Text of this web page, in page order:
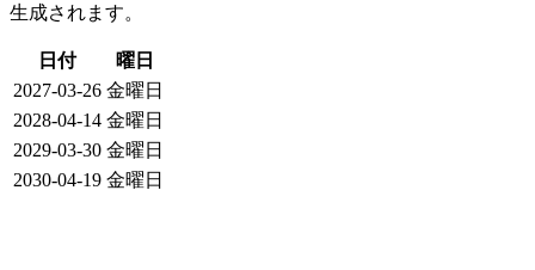
生成されます。
日付
曜日
2027-03-26 金曜日
2028-04-14 金曜日
2029-03-30 金曜日
2030-04-19 金曜日